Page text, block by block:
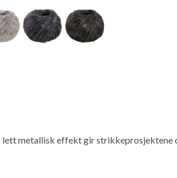
lett metallisk effekt gir strikkeprosjektene